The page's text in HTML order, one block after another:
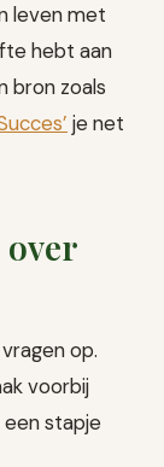
leven met
hebt aan
bron zoals
je net
over
op.
voorbij
een stapje